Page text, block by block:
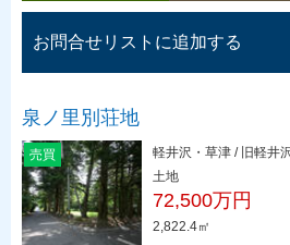
お問合せリストに追加する
泉ノ里別荘地
売買
軽井沢・草津 / 旧軽井
土地
72,500万円
2,822.4㎡